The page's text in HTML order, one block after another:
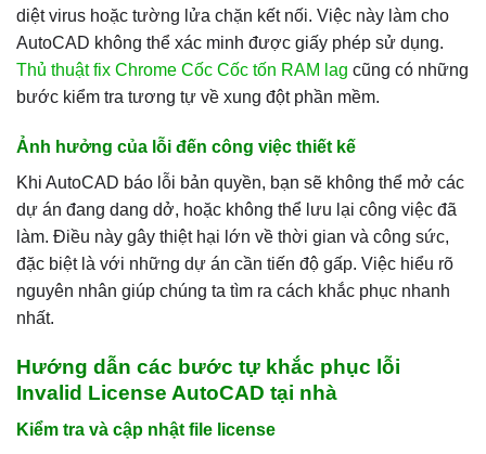
diệt virus hoặc tường lửa chặn kết nối. Việc này làm cho
AutoCAD không thể xác minh được giấy phép sử dụng.
Thủ thuật fix Chrome Cốc Cốc tốn RAM lag cũng có những
bước kiểm tra tương tự về xung đột phần mềm.
Ảnh hưởng của lỗi đến công việc thiết kế
Khi AutoCAD báo lỗi bản quyền, bạn sẽ không thể mở các
dự án đang dang dở, hoặc không thể lưu lại công việc đã
làm. Điều này gây thiệt hại lớn về thời gian và công sức,
đặc biệt là với những dự án cần tiến độ gấp. Việc hiểu rõ
nguyên nhân giúp chúng ta tìm ra cách khắc phục nhanh
nhất.
Hướng dẫn các bước tự khắc phục lỗi
Invalid License AutoCAD tại nhà
Kiểm tra và cập nhật file license